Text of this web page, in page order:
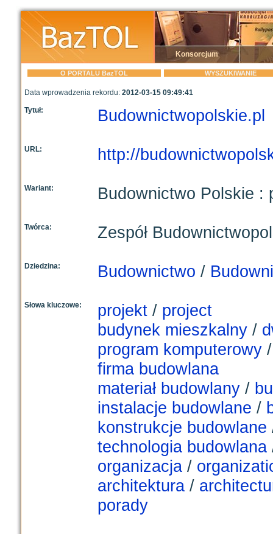
Konsorcjum
O PORTALU BazTOL WYSZUKIWANIE
Data wprowadzenia rekordu: 2012-03-15 09:49:41
Tytuł: Budownictwopolskie.pl
URL: http://
Wariant: Budownictwo Polskie :
Twórca: Zespół
Dziedzina: Budownictwo /
Słowa kluczowe: projekt/ project
budynek mieszkalny/
program komputerowy
firma budowlana
materiał budowlany/
instalacje budowlane /
konstrukcje budowlane
technologia budowlana
organizacja/
architektura/
porady